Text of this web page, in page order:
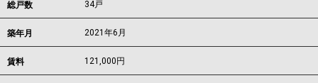
総戸数 34戸
築年月 2021年6月
賃料 121,000 円